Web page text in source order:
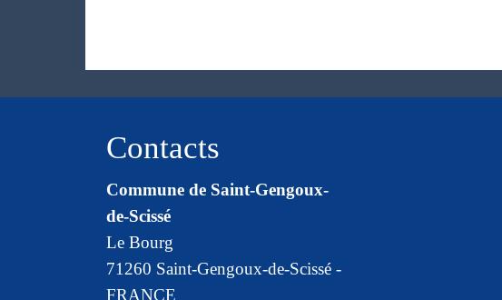
Contacts
Commune de Saint-Gengoux-
de-Scissé
Le Bourg
71260 Saint-Gengoux-de-Scissé -
FRANCE